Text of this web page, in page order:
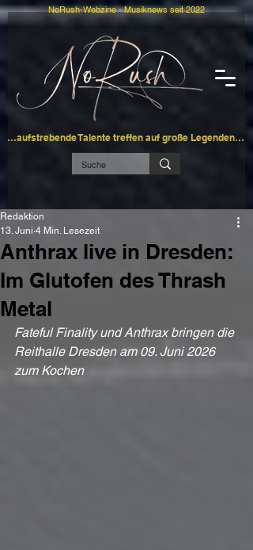
…aufstrebende Talente treffen auf große Legenden…
NoRush-Webzine - Musiknews seit 2022
Anthrax live in Dresden:
Im Glutofen des Thrash
Metal
Redaktion
13. Juni 4 Min. Lesezeit
Fateful Finality und Anthrax bringen die
Reithalle Dresden am 09. Juni 2026
zum Kochen